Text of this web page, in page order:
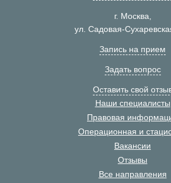
г. Москва,
ул. Садовая-
Запись на прием
Задать вопрос
Оставить свой
Наши специалисты
Правовая
Операционная и
Вакансии
Отзывы
Все направления